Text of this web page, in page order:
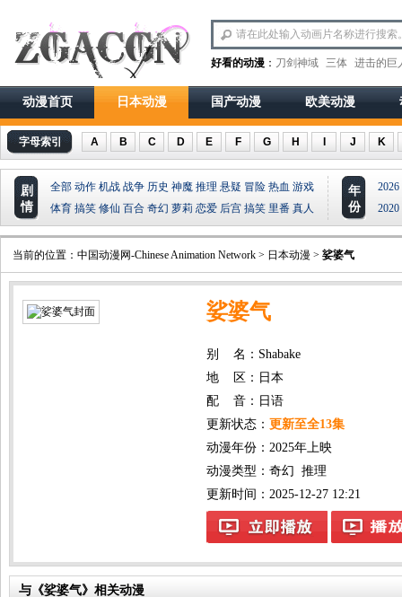
好看的动漫 ： 刀剑神域 三体 进击的巨
动漫首页 日本动漫 国产动漫 欧美动漫
字母索引 A B C D E F G H J K
剧
情
全部 动作 机战 战争 历史 神魔 推理 悬疑 冒险 热血 游戏
体育 搞笑 修仙 百合 奇幻 萝莉 恋爱 后宫 搞笑 里番 真人
年
份
2026
2020
当前的位置： 中国动漫网-Chinese Animation Network > 日本动漫 > 娑婆气
娑婆气
别 名：Shabake
地 区：日本
配 音：日语
更新状态： 更新至全13集
动漫年份： 2025年上映
动漫类型： 奇幻 推理
更新时间：2025-12-27 12:21
与《娑婆气》相关动漫